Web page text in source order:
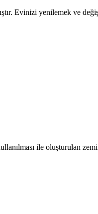
Evinizi yenilemek ve
ile oluşturulan